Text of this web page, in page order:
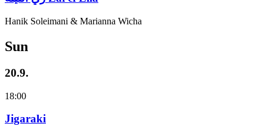
Hanik Soleimani & Marianna Wicha
Sun
20.9.
18:00
Jigaraki